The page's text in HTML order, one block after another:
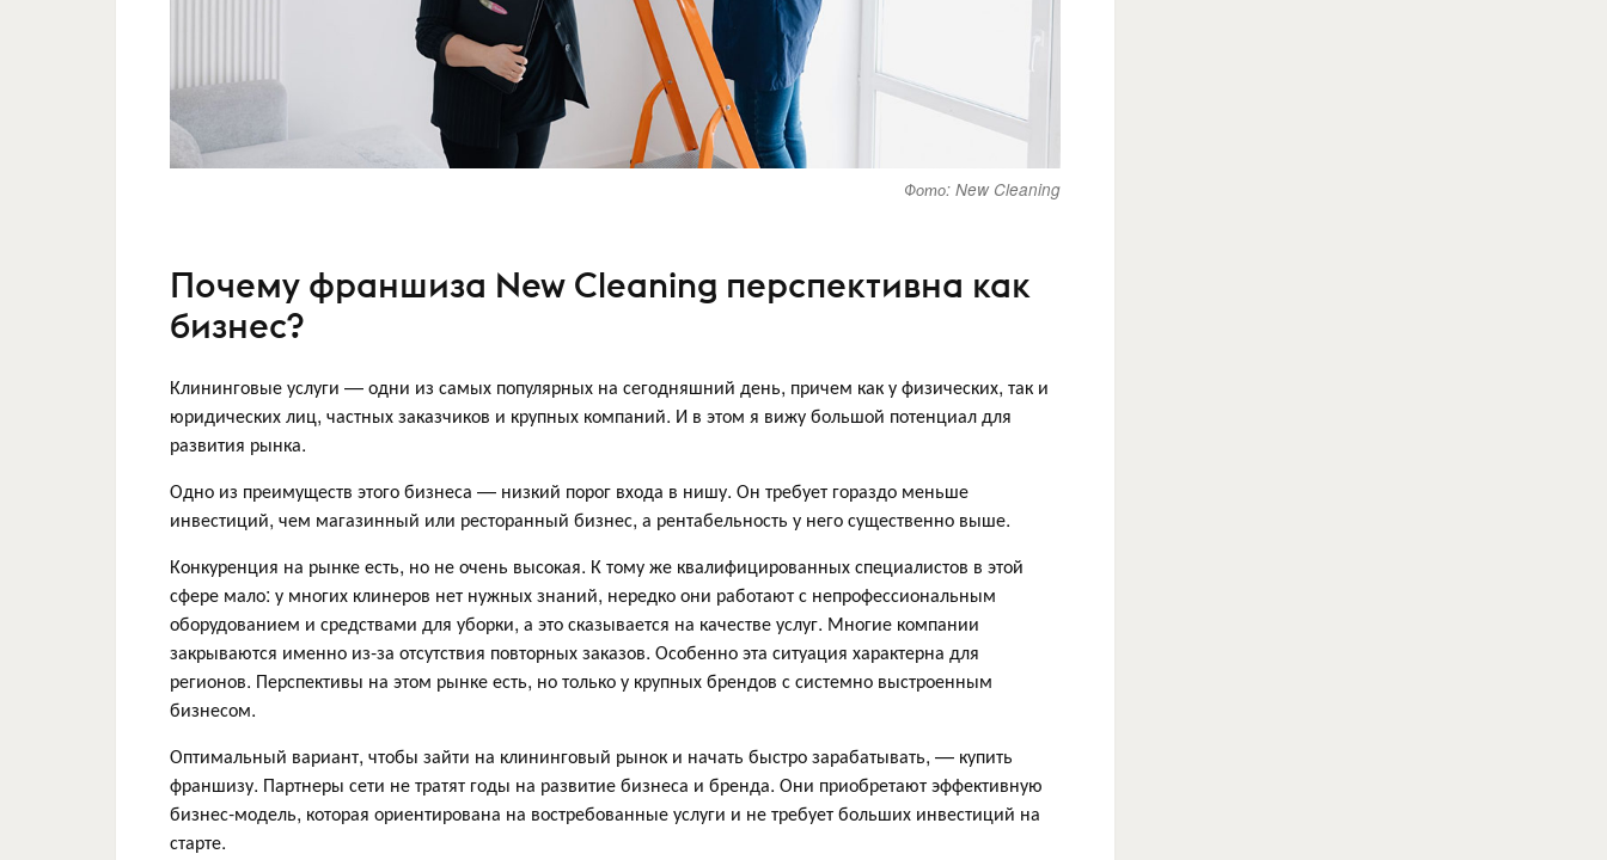
Фото: New Cleaning
Почему франшиза New Cleaning перспективна как
бизнес?
Клининговые услуги — одни из самых популярных на сегодняшний день, причем как у физических, так и
юридических лиц, частных заказчиков и крупных компаний. И в этом я вижу большой потенциал для
развития рынка.
Одно из преимуществ этого бизнеса — низкий порог входа в нишу. Он требует гораздо меньше
инвестиций, чем магазинный или ресторанный бизнес, а рентабельность у него существенно выше.
Конкуренция на рынке есть, но не очень высокая. К тому же квалифицированных специалистов в этой
сфере мало: у многих клинеров нет нужных знаний, нередко они работают с непрофессиональным
оборудованием и средствами для уборки, а это сказывается на качестве услуг. Многие компании
закрываются именно из-за отсутствия повторных заказов. Особенно эта ситуация характерна для
регионов. Перспективы на этом рынке есть, но только у крупных брендов с системно выстроенным
бизнесом.
Оптимальный вариант, чтобы зайти на клининговый рынок и начать быстро зарабатывать, — купить
франшизу. Партнеры сети не тратят годы на развитие бизнеса и бренда. Они приобретают эффективную
бизнес-модель, которая ориентирована на востребованные услуги и не требует больших инвестиций на
старте.